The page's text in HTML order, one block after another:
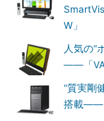
W」
人気の“
――「
“質実剛
搭載――